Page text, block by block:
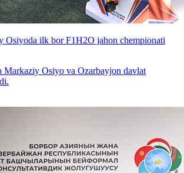
Osiyoda ilk bor F1H2O jahon chempionati
Markaziy Osiyo va Ozarbayjon davlat